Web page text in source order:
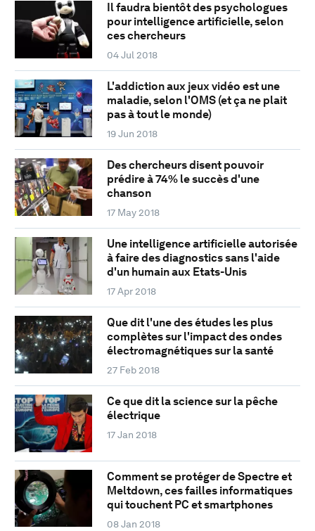
Il faudra bientôt des psychologues
pour intelligence artificielle, selon
ces chercheurs
04 Jul 2018
L'addiction aux jeux vidéo est une
maladie, selon l'OMS (et ça ne plait
pas à tout le monde)
19 Jun 2018
Des chercheurs disent pouvoir
prédire à 74% le succès d'une
chanson
17 May 2018
Une intelligence artificielle autorisée
à faire des diagnostics sans l'aide
d'un humain aux Etats-Unis
17 Apr 2018
Que dit l'une des études les plus
complètes sur l'impact des ondes
électromagnétiques sur la santé
27 Feb 2018
Ce que dit la science sur la pêche
électrique
17 Jan 2018
Comment se protéger de Spectre et
Meltdown, ces failles informatiques
qui touchent PC et smartphones
08 Jan 2018